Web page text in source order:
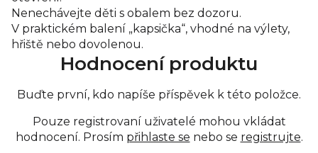
Nenechávejte děti s obalem bez dozoru.
V praktickém balení „kapsička“, vhodné na výlety,
hřiště nebo dovolenou.
Hodnocení produktu
Buďte první, kdo napíše příspěvek k této položce.
Pouze registrovaní uživatelé mohou vkládat
hodnocení. Prosím přihlaste se nebo se registrujte.